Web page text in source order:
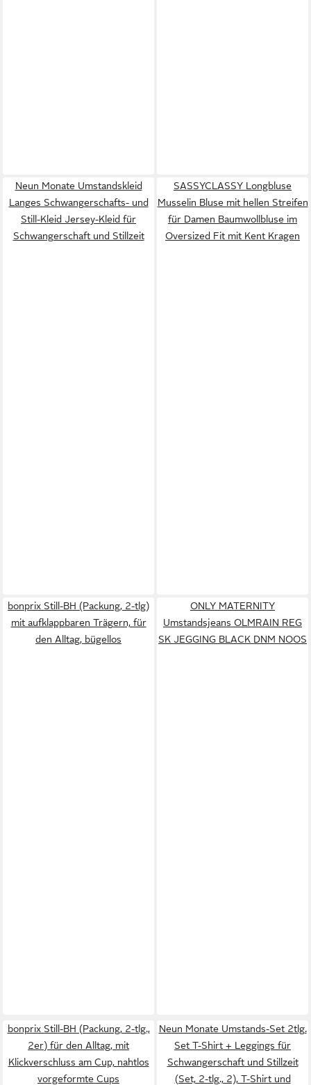
Neun Monate Umstandskleid
Langes Schwangerschafts- und
Still-Kleid Jersey-Kleid für
Schwangerschaft und Stillzeit
SASSYCLASSY Longbluse
Musselin Bluse mit hellen Streifen
für Damen Baumwollbluse im
Oversized Fit mit Kent Kragen
bonprix Still-BH (Packung, 2-tlg)
mit aufklappbaren Trägern, für
den Alltag, bügellos
ONLY MATERNITY
Umstandsjeans OLMRAIN REG
SK JEGGING BLACK DNM NOOS
bonprix Still-BH (Packung, 2-tlg.,
2er) für den Alltag, mit
Klickverschluss am Cup, nahtlos
vorgeformte Cups
Neun Monate Umstands-Set 2tlg.
Set T-Shirt + Leggings für
Schwangerschaft und Stillzeit
(Set, 2-tlg., 2), T-Shirt und